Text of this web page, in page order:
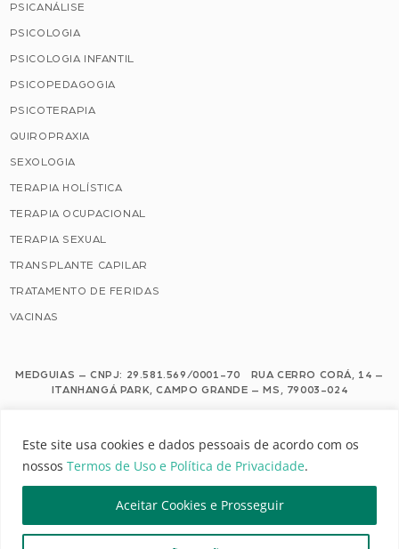
Este site usa cookies e dados pessoais de acordo com os
nossos Termos de Uso e Política de Privacidade.
Aceitar Cookies e Prosseguir
PSICANÁLISE
PSICOLOGIA
PSICOLOGIA INFANTIL
PSICOPEDAGOGIA
PSICOTERAPIA
QUIROPRAXIA
SEXOLOGIA
TERAPIA HOLÍSTICA
TERAPIA OCUPACIONAL
TERAPIA SEXUAL
TRANSPLANTE CAPILAR
TRATAMENTO DE FERIDAS
VACINAS
MEDGUIAS – CNPJ: 29.581.569/0001-70 RUA CERRO CORÁ, 14 –
ITANHANGÁ PARK, CAMPO GRANDE – MS, 79003-024
Este site usa cookies e dados pessoais de acordo com os nossos Termos de
Uso e Política de Privacidade.
Configuração de Cookies
MEDGUIAS | TODOS OS DIREITOS RESERVADOS